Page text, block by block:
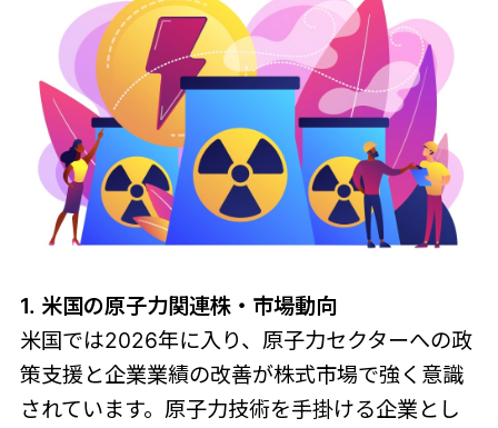
1. 米国の原子力関連株・市場動向
米国では2026年に入り、原子力セクターへの政
策支援と企業業績の改善が株式市場で強く意識
されています。原子力技術を手掛ける企業とし